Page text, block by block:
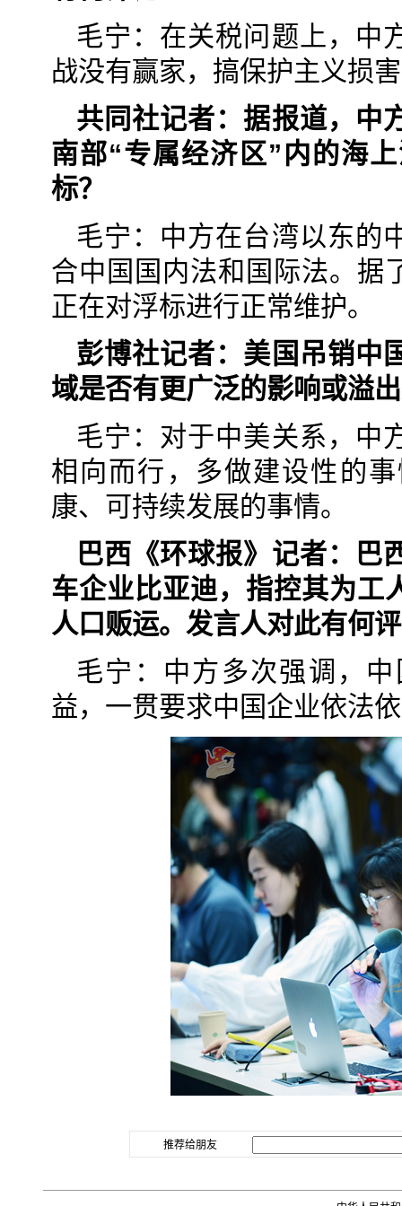
毛宁：在关税问题上，中
战没有赢家，搞保护主义损
共同社记者：据报道，中
南部“专属经济区”内的海
标？
毛宁：中方在台湾以东的
合中国国内法和国际法。据
正在对浮标进行正常维护。
彭博社记者：美国吊销中
域是否有更广泛的影响或溢
毛宁：对于中美关系，中
相向而行，多做建设性的
康、可持续发展的事情。
巴西《环球报》记者：巴
车企业比亚迪，指控其为工
人口贩运。发言人对此有何
毛宁：中方多次强调，
益，一贯要求中国企业依法
推荐给朋友